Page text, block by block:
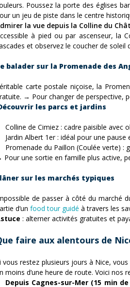
Poussez la porte des églises
un jeu de piste dans le centre
la vue depuis la Colline du
à pied ou par ascenseur, la
et observez le coucher de soleil
balader sur la Promenade des
carte postale niçoise, la
→ Pour changer de perspective,
les parcs et jardins
Colline de Cimiez : cadre paisible avec
Jardin Albert 1er : idéal pour une pause
Promenade du Paillon (Coulée verte) :
Pour une sortie en famille plus active,
sur les marchés typiques
de passer à côté du marché
d’un food tour guidé à travers les
: alterner activités gratuites et
faire aux alentours de
vous restez plusieurs jours à Nice,
moins d’une heure de route. Voici nos
Depuis Cagnes-sur-Mer (15 min de